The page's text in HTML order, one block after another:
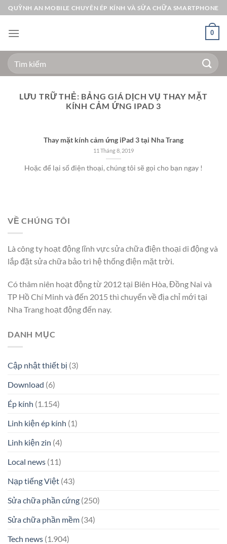
Bỏ
qua
nội
QUỲNH AN MOBILE CHUYÊN ÉP KÍNH VÀ SỬA CHỮA SMARTPHONE
0
Tìm
kiếm:
LƯU TRỮ THẺ: BẢNG GIÁ DỊCH VỤ THAY MẶT
KÍNH CẢM ỨNG IPAD 3
Thay mặt kính cảm ứng iPad 3 tại Nha Trang
11 Tháng 8, 2019
Hoặc để lại số điện thoại, chúng tôi sẽ gọi cho bạn ngay !
VỀ CHÚNG TÔI
Là công ty hoạt động lĩnh vực sửa chữa điện thoại di động và
lắp đặt sửa chữa bảo trì hệ thống điện mặt trời.
Có thâm niên hoạt động từ 2012 tại Biên Hòa, Đồng Nai và
TP Hồ Chí Minh và đến 2015 thì chuyển về địa chỉ mới tại
Nha Trang hoạt động đến nay.
DANH MỤC
Cập nhật thiết bị (3)
Download (6)
Ép kính (1.154)
Linh kiện ép kính (1)
Linh kiện zin (4)
Local news (11)
Nạp tiếng Việt (43)
Sửa chữa phần cứng (250)
Sửa chữa phần mềm (34)
Tech news (1.904)